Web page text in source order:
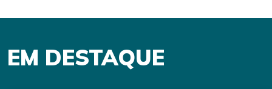
EM DESTAQUE